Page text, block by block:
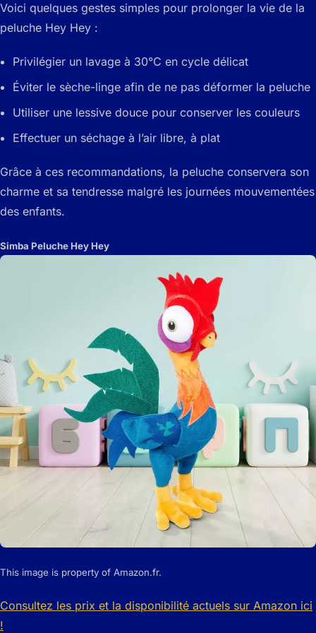
Voici quelques gestes simples pour prolonger la vie de la
peluche Hey Hey :
Privilégier un lavage à 30°C en cycle délicat
Éviter le sèche-linge afin de ne pas déformer la peluche
Utiliser une lessive douce pour conserver les couleurs
Effectuer un séchage à l’air libre, à plat
Grâce à ces recommandations, la peluche conservera son
charme et sa tendresse malgré les journées mouvementées
des enfants.
Simba Peluche Hey Hey
This image is property of Amazon.fr.
Consultez les prix et la disponibilité actuels sur Amazon ici
!